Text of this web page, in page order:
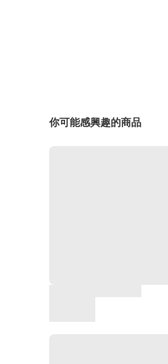
你可能感興趣的商品